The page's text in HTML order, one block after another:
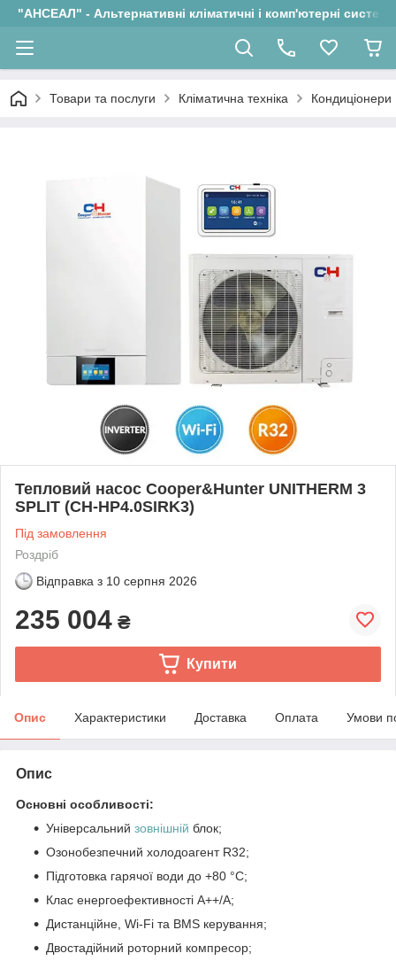
"АНСЕАЛ" - Альтернативні кліматичні і комп'ютерні системи
Товари та послуги Кліматична техніка Кондиціонери
Тепловий насос Cooper&Hunter UNITHERM 3
SPLIT (CH-HP4.0SIRK3)
Під замовлення
Роздріб
Відправка з 10 серпня 2026
235 004 ₴
Купити
Опис Характеристики Доставка Оплата Умови
Опис
Основні особливості:
Універсальний зовнішній блок;
Озонобезпечний холодоагент R32;
Підготовка гарячої води до +80 °C;
Клас енергоефективності А++/А;
Дистанційне, Wi-Fi та BMS керування;
Двостадійний роторний компресор;